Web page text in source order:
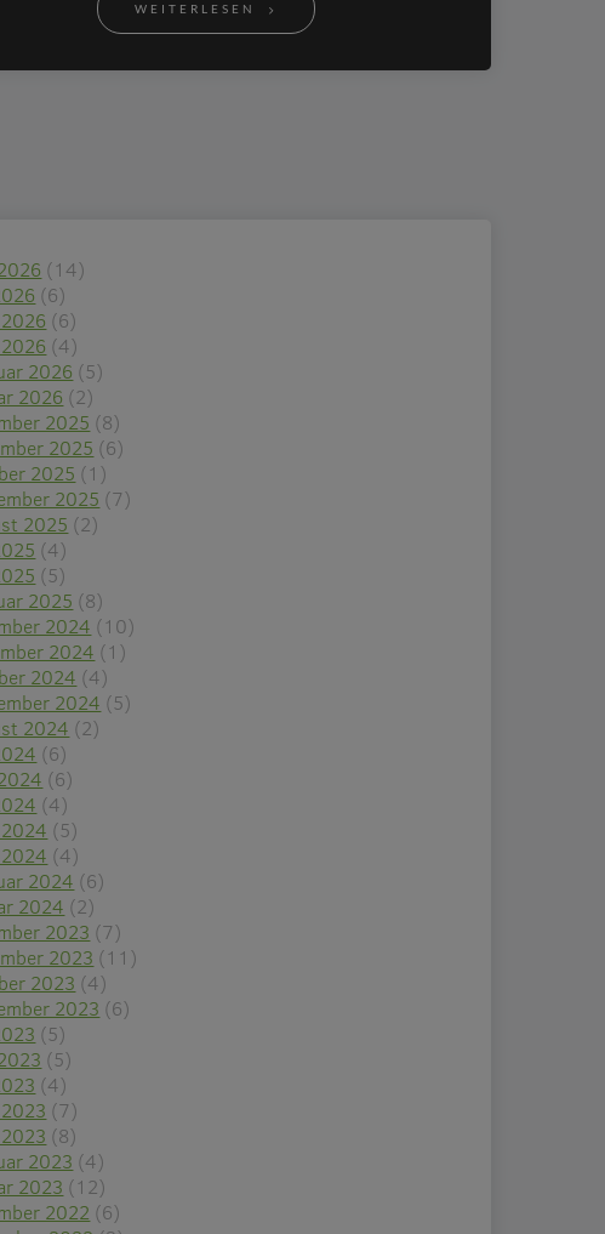
WEITERLESEN
(14)
(6)
(6)
(4)
2026 (5)
2026 (2)
2025 (8)
2025 (6)
2025 (1)
2025 (7)
2025 (2)
(4)
(5)
2025 (8)
2024 (10)
2024 (1)
2024 (4)
2024 (5)
2024 (2)
(6)
(6)
(4)
(5)
(4)
2024 (6)
2024 (2)
2023 (7)
2023 (11)
2023 (4)
2023 (6)
(5)
(5)
(4)
(7)
(8)
2023 (4)
2023 (12)
2022 (6)